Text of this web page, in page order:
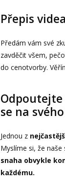
Přepis
Předám vám své
zavděčit všem,
do cenotvorby.
se na
Jednou z
Myslíme si, že
snaha obvykle
každému.